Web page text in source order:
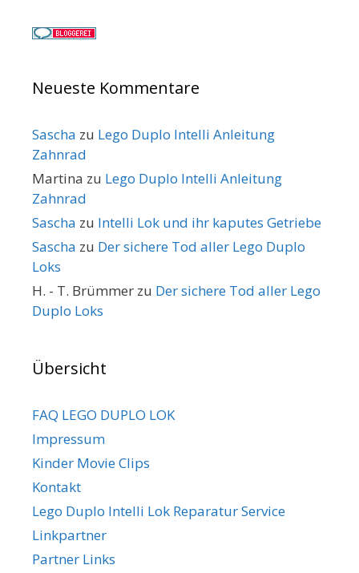
Neueste Kommentare
Sascha zu Lego Duplo Intelli Anleitung
Zahnrad
Martina zu Lego Duplo Intelli Anleitung
Zahnrad
Sascha zu Intelli Lok und ihr kaputes Getriebe
Sascha zu Der sichere Tod aller Lego Duplo
Loks
H. - T. Brümmer zu Der sichere Tod aller Lego
Duplo Loks
Übersicht
FAQ LEGO DUPLO LOK
Impressum
Kinder Movie Clips
Kontakt
Lego Duplo Intelli Lok Reparatur Service
Linkpartner
Partner Links